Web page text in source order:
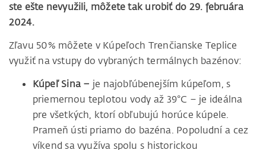
ste ešte nevyužili, môžete tak urobiť do 29. februára
2024.
Zľavu 50% môžete v Kúpeľoch Trenčianske Teplice
využiť na vstupy do vybraných termálnych bazénov:
Kúpeľ Sina – je najobľúbenejším kúpeľom, s
priemernou teplotou vody až 39°C – je ideálna
pre všetkých, ktorí obľubujú horúce kúpele.
Prameň ústi priamo do bazéna. Popoludní a cez
víkend sa využíva spolu s historickou